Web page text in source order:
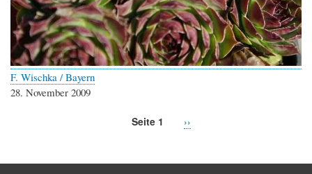
F. Wischka / Bayern
28. November 2009
Seite 1
Nächste
››